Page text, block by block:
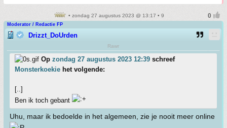
• zondag 27 augustus 2023 @ 13:17 • 9
Moderator / Redactie FP
Drizzt_DoUrden
Rawr
Op zondag 27 augustus 2023 12:39 schreef
Monsterkoekie het volgende:
[..]
Ben ik toch gebant
Uhu, maar ik bedoelde in het algemeen, zie je nooit meer online